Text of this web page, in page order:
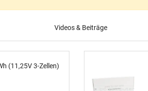
Videos & Beiträge
(11,25V 3-Zellen)